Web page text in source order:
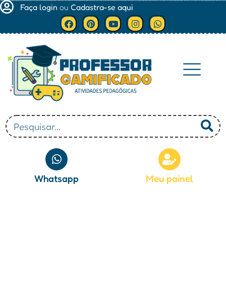
Faça login ou Cadastra-se aqui
Whatsapp Meu painel